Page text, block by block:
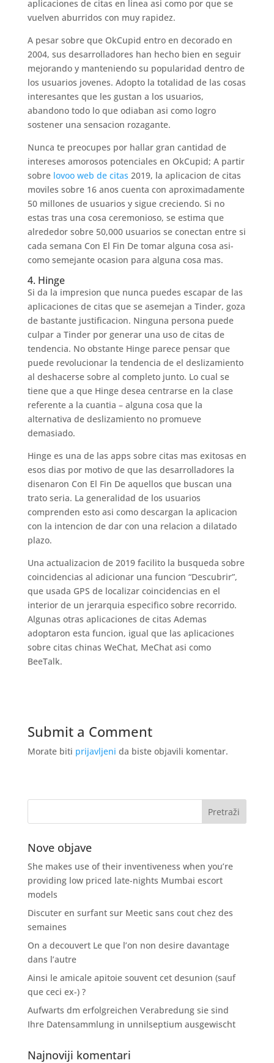
aplicaciones de citas en linea asi­ como por que se
vuelven aburridos con muy rapidez.
A pesar sobre que OkCupid entro en decorado en
2004, sus desarrolladores han hecho bien en seguir
mejorando y manteniendo su popularidad dentro de
los usuarios jovenes. Adopto la totalidad de las cosas
interesantes que les gustan a los usuarios,
abandono todo lo que odiaban asi­ como logro
sostener una sensacion rozagante.
Nunca te preocupes por hallar gran cantidad de
intereses amorosos potenciales en OkCupid; A partir
sobre lovoo web de citas 2019, la aplicacion de citas
moviles sobre 16 anos cuenta con aproximadamente
50 millones de usuarios y sigue creciendo. Si no
estas tras una cosa ceremonioso, se estima que
alrededor sobre 50,000 usuarios se conectan entre si
cada semana Con El Fin De tomar alguna cosa asi­
como semejante ocasion para alguna cosa mas.
4. Hinge
Si da la impresion que nunca puedes escapar de las
aplicaciones de citas que se asemejan a Tinder, goza
de bastante justificacion. Ninguna persona puede
culpar a Tinder por generar una uso de citas de
tendencia. No obstante Hinge parece pensar que
puede revolucionar la tendencia de el deslizamiento
al deshacerse sobre al completo junto. Lo cual se
tiene que a que Hinge desea centrarse en la clase
referente a la cuanti­a – alguna cosa que la
alternativa de deslizamiento no promueve
demasiado.
Hinge es una de las apps sobre citas mas exitosas en
esos dias por motivo de que las desarrolladores la
disenaron Con El Fin De aquellos que buscan una
trato seria. La generalidad de los usuarios
comprenden esto asi­ como descargan la aplicacion
con la intencion de dar con una relacion a dilatado
plazo.
Una actualizacion de 2019 facilito la busqueda sobre
coincidencias al adicionar una funcion “Descubrir”,
que usada GPS de localizar coincidencias en el
interior de un jerarqui­a especifico sobre recorrido.
Algunas otras aplicaciones de citas Ademas
adoptaron esta funcion, igual que las aplicaciones
sobre citas chinas WeChat, MeChat asi­ como
BeeTalk.
Submit a Comment
Morate biti prijavljeni da biste objavili komentar.
Nove objave
She makes use of their inventiveness when you’re
providing low priced late-nights Mumbai escort
models
Discuter en surfant sur Meetic sans cout chez des
semaines
On a decouvert Le que l’on non desire davantage
dans l’autre
Ainsi le amicale apitoie souvent cet desunion (sauf
que ceci ex-) ?
Aufwarts dm erfolgreichen Verabredung sie sind
Ihre Datensammlung in unnilseptium ausgewischt
Najnoviji komentari